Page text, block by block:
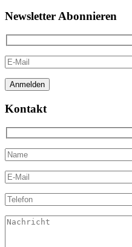
Newsletter Abonnieren
Kontakt